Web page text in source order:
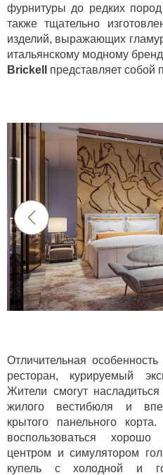
фурнитуры до редких
также тщательно
изделий, выражающих
итальянскому модному
Brickell
представляет собой
Отличительная особенность
ресторан, курируемый
Жители смогут насладиться
жилого вестибюля и
крытого панельного
воспользоваться
центром и симулятором
купель с холодной и